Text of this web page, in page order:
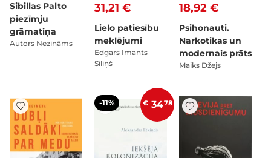
Sibillas Palto
piezīmju
grāmatiņa
Autors Nezināms
31,21 €
Lielo patiesību
meklējumi
Edgars Imants
Siliņš
18,92 €
Psihonauti.
Narkotikas un
modernais prāts
Maiks Džejs
-11% € 3478